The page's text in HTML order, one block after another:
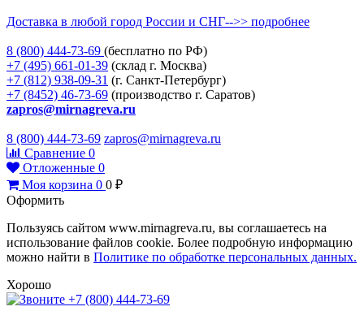
Доставка в любой город России и СНГ-->> подробнее
8 (800) 444-73-69 (бесплатно по РФ)
+7 (495) 661-01-39 (склад г. Москва)
+7 (812) 938-09-31 (г. Санкт-Петербург)
+7 (8452) 46-73-69 (производство г. Саратов)
zapros@mirnagreva.ru
8 (800) 444-73-69 zapros@mirnagreva.ru
Сравнение 0
Отложенные 0
Моя корзина 0 0 ₽
Оформить
Пользуясь сайтом www.mirnagreva.ru, вы соглашаетесь на
использование файлов cookie. Более подробную информацию
можно найти в Политике по обработке персональных данных.
Хорошо